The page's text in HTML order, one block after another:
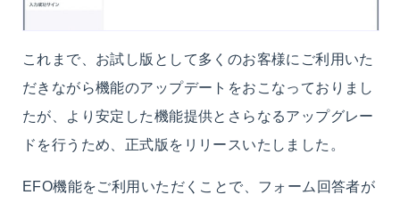
これまで、お試し版として多くのお客様にご利用いた
だきながら機能のアップデートをおこなっておりまし
たが、より安定した機能提供とさらなるアップグレー
ドを行うため、正式版をリリースいたしました。
EFO機能をご利用いただくことで、フォーム回答者が